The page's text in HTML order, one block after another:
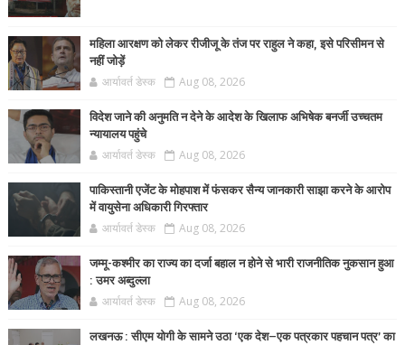
महिला आरक्षण को लेकर रीजीजू के तंज पर राहुल ने कहा, इसे परिसीमन से
नहीं जोड़ें
आर्यावर्त डेस्क Aug 08, 2026
विदेश जाने की अनुमति न देने के आदेश के खिलाफ अभिषेक बनर्जी उच्चतम
न्यायालय पहुंचे
आर्यावर्त डेस्क Aug 08, 2026
पाकिस्तानी एजेंट के मोहपाश में फंसकर सैन्य जानकारी साझा करने के आरोप
में वायुसेना अधिकारी गिरफ्तार
आर्यावर्त डेस्क Aug 08, 2026
जम्मू-कश्मीर का राज्य का दर्जा बहाल न होने से भारी राजनीतिक नुकसान हुआ
: उमर अब्दुल्ला
आर्यावर्त डेस्क Aug 08, 2026
लखनऊ : सीएम योगी के सामने उठा ‘एक देश–एक पत्रकार पहचान पत्र’ का